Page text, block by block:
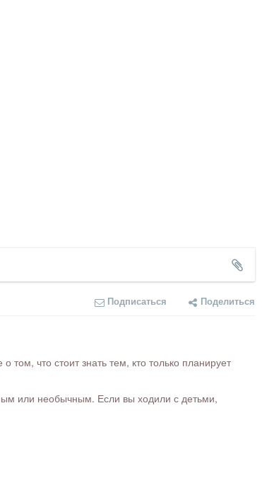
Подписаться Поделиться
что стоит знать тем, кто только планирует
или необычным. Если вы ходили с детьми,